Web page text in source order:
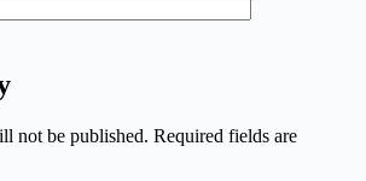
not be published. Required fields are